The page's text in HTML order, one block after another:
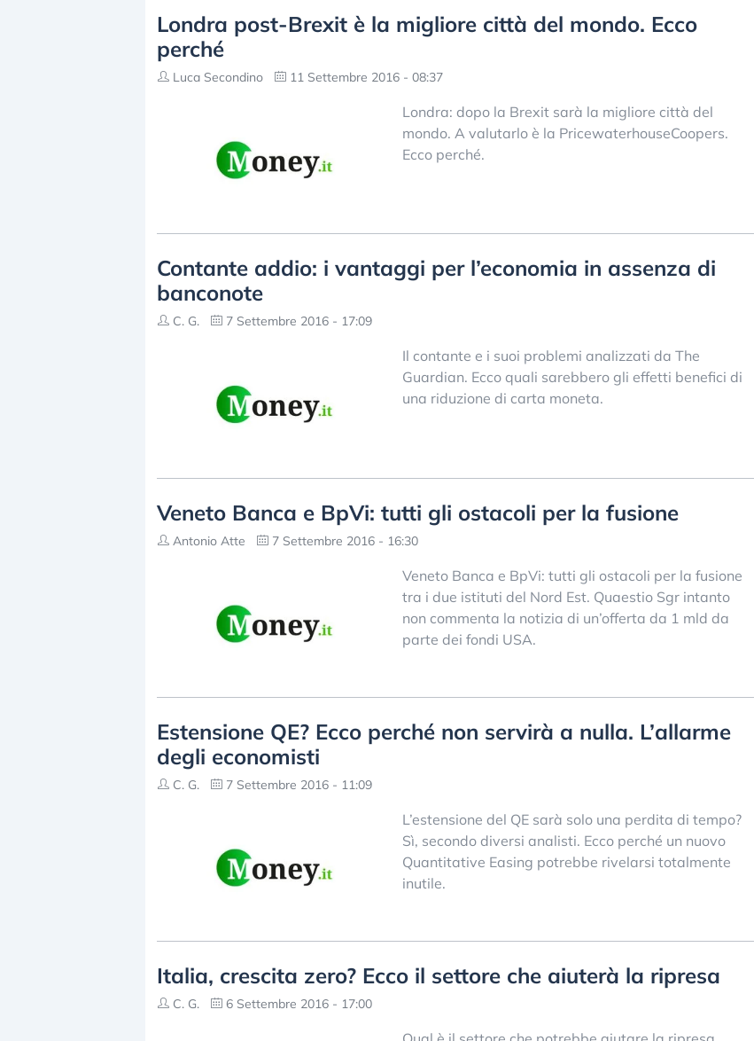
Londra post-Brexit è la migliore città del mondo. Ecco
perché
Luca Secondino 11 Settembre 2016 - 08:37
Londra: dopo la Brexit sarà la migliore città del
mondo. A valutarlo è la PricewaterhouseCoopers.
Ecco perché.
Contante addio: i vantaggi per l’economia in assenza di
banconote
C. G. 7 Settembre 2016 - 17:09
Il contante e i suoi problemi analizzati da The
Guardian. Ecco quali sarebbero gli effetti benefici di
una riduzione di carta moneta.
Veneto Banca e BpVi: tutti gli ostacoli per la fusione
Antonio Atte 7 Settembre 2016 - 16:30
Veneto Banca e BpVi: tutti gli ostacoli per la fusione
tra i due istituti del Nord Est. Quaestio Sgr intanto
non commenta la notizia di un’offerta da 1 mld da
parte dei fondi USA.
Estensione QE? Ecco perché non servirà a nulla. L’allarme
degli economisti
C. G. 7 Settembre 2016 - 11:09
L’estensione del QE sarà solo una perdita di tempo?
Sì, secondo diversi analisti. Ecco perché un nuovo
Quantitative Easing potrebbe rivelarsi totalmente
inutile.
Italia, crescita zero? Ecco il settore che aiuterà la ripresa
C. G. 6 Settembre 2016 - 17:00